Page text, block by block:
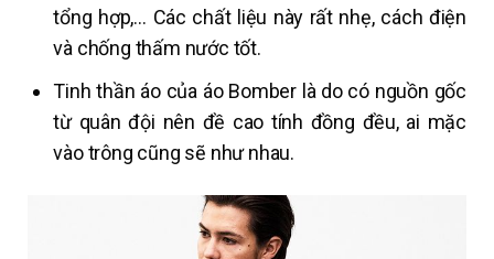
tổng hợp,… Các chất liệu này rất nhẹ, cách điện
và chống thấm nước tốt.
Tinh thần áo của áo Bomber là do có nguồn gốc
từ quân đội nên đề cao tính đồng đều, ai mặc
vào trông cũng sẽ như nhau.